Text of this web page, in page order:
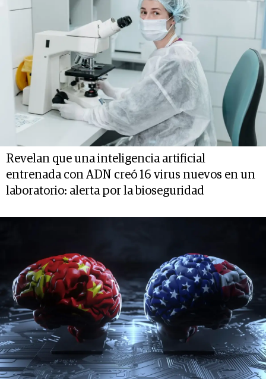
Revelan que una inteligencia artificial
entrenada con ADN creó 16 virus nuevos en un
laboratorio: alerta por la bioseguridad